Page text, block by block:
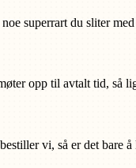
superrart du sliter
opp til avtalt tid, så
vi, så er det bare å